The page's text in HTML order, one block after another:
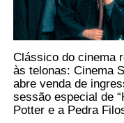
Clássico do cinema
às telonas: Cinema
abre venda de
sessão especial de
Potter e a Pedra